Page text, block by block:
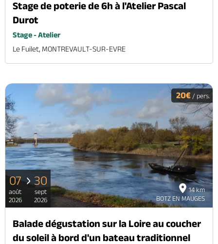
Stage de poterie de 6h à l'Atelier Pascal
Durot
Stage - Atelier
Le Fuilet, MONTREVAULT-SUR-EVRE
14 km
BOTZ EN MAUGES
20€ / pers.
07
août
2026
30
sept
2026
Balade dégustation sur la Loire au coucher
du soleil à bord d'un bateau traditionnel